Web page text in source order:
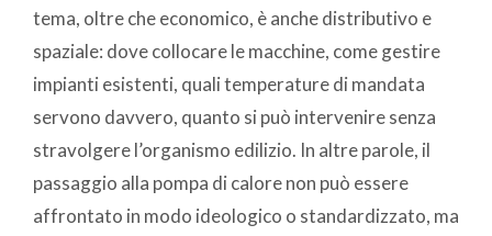
tema, oltre che economico, è anche distributivo e
spaziale: dove collocare le macchine, come gestire
impianti esistenti, quali temperature di mandata
servono davvero, quanto si può intervenire senza
stravolgere l’organismo edilizio. In altre parole, il
passaggio alla pompa di calore non può essere
affrontato in modo ideologico o standardizzato, ma